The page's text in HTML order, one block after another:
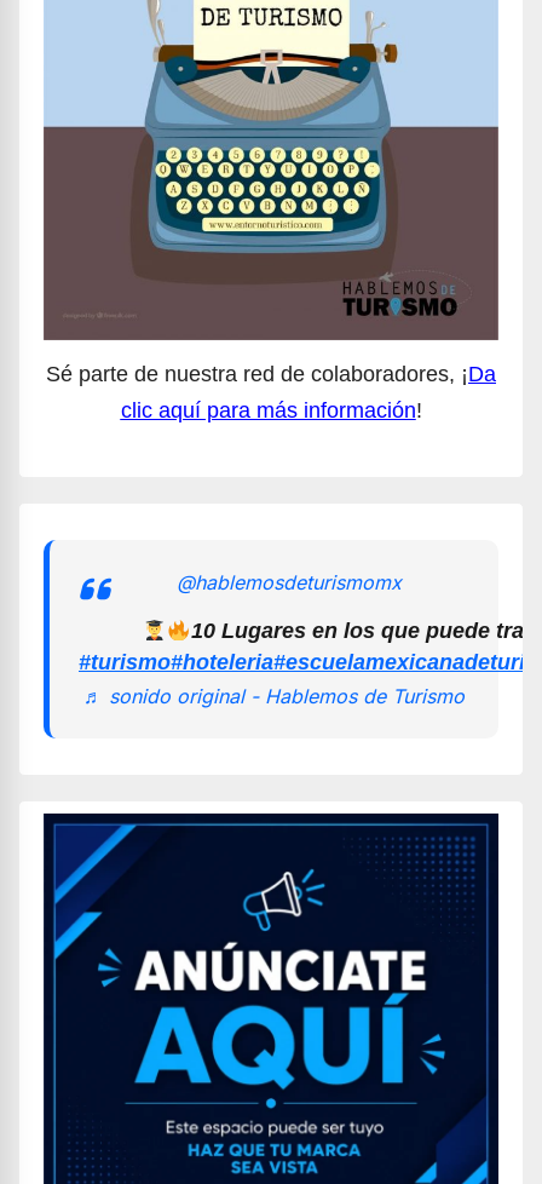
Sé parte de nuestra red de colaboradores, ¡Da
clic aquí para más información!
@hablemosdeturismomx
10 Lugares en los que puede
#turismo#hoteleria
♬ sonido original - Hablemos de Turismo